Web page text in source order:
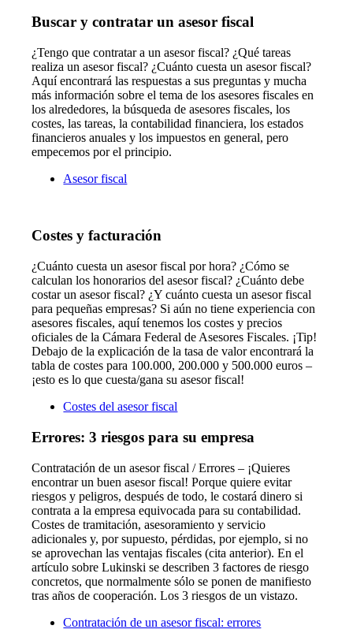
Buscar y contratar un asesor fiscal
¿Tengo que contratar a un asesor fiscal? ¿Qué tareas
realiza un asesor fiscal? ¿Cuánto cuesta un asesor fiscal?
Aquí encontrará las respuestas a sus preguntas y mucha
más información sobre el tema de los asesores fiscales en
los alrededores, la búsqueda de asesores fiscales, los
costes, las tareas, la contabilidad financiera, los estados
financieros anuales y los impuestos en general, pero
empecemos por el principio.
Asesor fiscal
Costes y facturación
¿Cuánto cuesta un asesor fiscal por hora? ¿Cómo se
calculan los honorarios del asesor fiscal? ¿Cuánto debe
costar un asesor fiscal? ¿Y cuánto cuesta un asesor fiscal
para pequeñas empresas? Si aún no tiene experiencia con
asesores fiscales, aquí tenemos los costes y precios
oficiales de la Cámara Federal de Asesores Fiscales. ¡Tip!
Debajo de la explicación de la tasa de valor encontrará la
tabla de costes para 100.000, 200.000 y 500.000 euros –
¡esto es lo que cuesta/gana su asesor fiscal!
Costes del asesor fiscal
Errores: 3 riesgos para su empresa
Contratación de un asesor fiscal / Errores – ¡Quieres
encontrar un buen asesor fiscal! Porque quiere evitar
riesgos y peligros, después de todo, le costará dinero si
contrata a la empresa equivocada para su contabilidad.
Costes de tramitación, asesoramiento y servicio
adicionales y, por supuesto, pérdidas, por ejemplo, si no
se aprovechan las ventajas fiscales (cita anterior). En el
artículo sobre Lukinski se describen 3 factores de riesgo
concretos, que normalmente sólo se ponen de manifiesto
tras años de cooperación. Los 3 riesgos de un vistazo.
Contratación de un asesor fiscal: errores